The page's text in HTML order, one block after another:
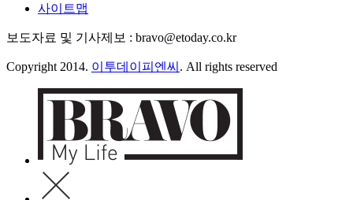
사이트맵
보도자료 및 기사제보 : bravo@etoday.co.kr
Copyright 2014. 이투데이피엔씨 . All rights reserved